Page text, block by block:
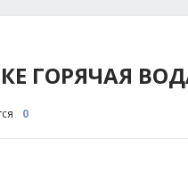
ГОРЯЧАЯ
0